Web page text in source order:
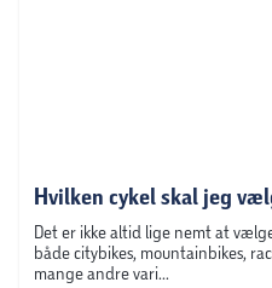
Hvilken cykel skal jeg
Det er ikke altid lige nemt at
både citybikes, mountainbikes,
mange andre vari...